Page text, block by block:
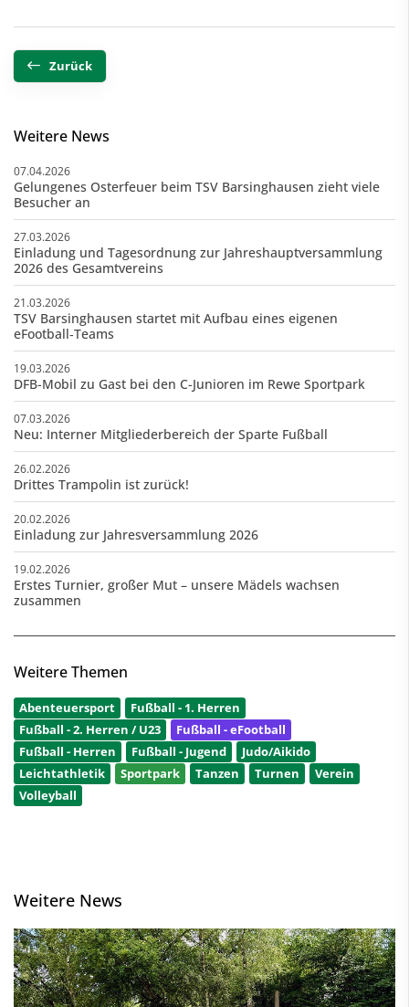
Zurück
Weitere News
07.04.2026
Gelungenes Osterfeuer beim TSV Barsinghausen zieht viele
Besucher an
27.03.2026
Einladung und Tagesordnung zur Jahreshauptversammlung
2026 des Gesamtvereins
21.03.2026
TSV Barsinghausen startet mit Aufbau eines eigenen
eFootball‑Teams
19.03.2026
DFB-Mobil zu Gast bei den C-Junioren im Rewe Sportpark
07.03.2026
Neu: Interner Mitgliederbereich der Sparte Fußball
26.02.2026
Drittes Trampolin ist zurück!
20.02.2026
Einladung zur Jahresversammlung 2026
19.02.2026
Erstes Turnier, großer Mut – unsere Mädels wachsen
zusammen
Weitere Themen
Abenteuersport
Fußball - 1. Herren
Fußball - 2. Herren / U23
Fußball - eFootball
Fußball - Herren
Fußball - Jugend
Judo/Aikido
Leichtathletik
Sportpark Tanzen Turnen
Verein
Volleyball
Weitere News